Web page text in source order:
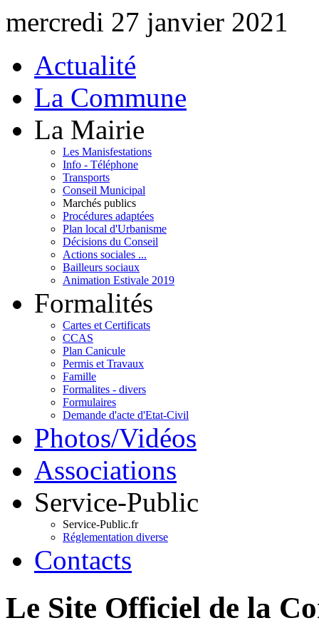
mercredi 27 janvier 2021
Actualité
La Commune
La Mairie
Les Manisfestations
Info - Téléphone
Transports
Conseil Municipal
Marchés publics
Procédures adaptées
Plan local d'Urbanisme
Décisions du Conseil
Actions sociales ...
Bailleurs sociaux
Animation Estivale 2019
Formalités
Cartes et Certificats
CCAS
Plan Canicule
Permis et Travaux
Famille
Formalites - divers
Formulaires
Demande d'acte d'Etat-Civil
Photos/Vidéos
Associations
Service-Public
Service-Public.fr
Réglementation diverse
Contacts
Le Site Officiel de la